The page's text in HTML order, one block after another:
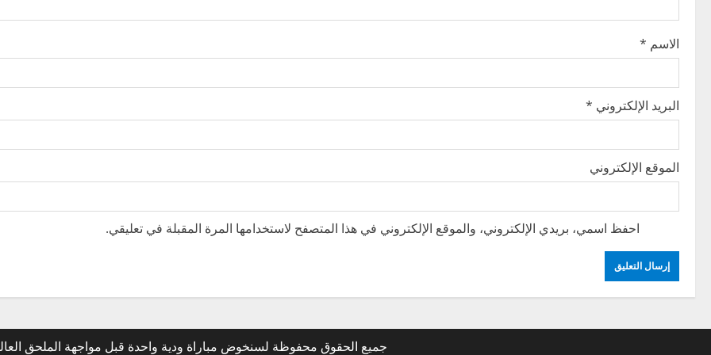
i
o
n
الاسم *
البريد الإلكتروني *
الموقع الإلكتروني
احفظ اسمي، بريدي الإلكتروني، والموقع الإلكتروني في هذا المتصفح لاستخدامها المرة المقبلة في تعليقي.
جميع الحقوق محفوظة لسنخوض مباراة ودية واحدة قبل مواجهة الملحق